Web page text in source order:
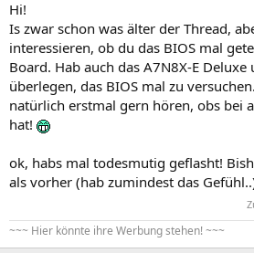
Hi!
Is zwar schon was älter der Thread,
interessieren, ob du das BIOS mal
Board. Hab auch das A7N8X-E
überlegen, das BIOS mal zu
natürlich erstmal gern hören, obs bei
hat!
ok, habs mal todesmutig geflasht!
als vorher (hab zumindest das
~~~ Hier könnte ihre Werbung stehen! ~~~